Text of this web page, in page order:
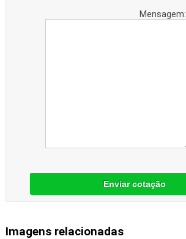
Mensagem:
Enviar cotação
Imagens relacionadas